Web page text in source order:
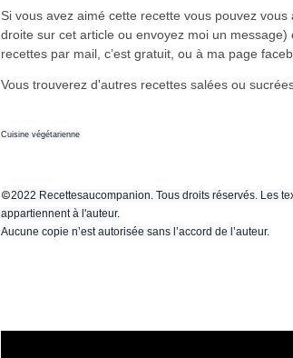
Si vous avez aimé cette recette vous pouvez
droite sur cet article ou envoyez moi un message)
recettes par mail, c’est gratuit , ou à ma page
Vous trouverez d'autres recettes salées ou
Cuisine végétarienne
©2022 Recettesaucompanion. Tous droits réservés. Les
appartiennent à l'auteur.
Aucune copie n’est autorisée sans l’accord de l’auteur.